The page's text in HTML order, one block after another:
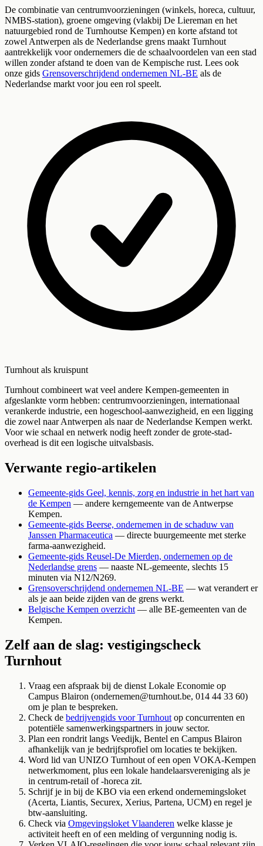
De combinatie van centrumvoorzieningen (winkels, horeca, cultuur,
NMBS-station), groene omgeving (vlakbij De Liereman en het
natuurgebied rond de Turnhoutse Kempen) en korte afstand tot
zowel Antwerpen als de Nederlandse grens maakt Turnhout
aantrekkelijk voor ondernemers die de schaalvoordelen van een stad
willen zonder afstand te doen van de Kempische rust. Lees ook
onze gids Grensoverschrijdend ondernemen NL-BE als de
Nederlandse markt voor jou een rol speelt.
Turnhout als kruispunt
Turnhout combineert wat veel andere Kempen-gemeenten in
afgeslankte vorm hebben: centrumvoorzieningen, internationaal
verankerde industrie, een hogeschool-aanwezigheid, en een ligging
die zowel naar Antwerpen als naar de Nederlandse Kempen werkt.
Voor wie schaal en netwerk nodig heeft zonder de grote-stad-
overhead is dit een logische uitvalsbasis.
Verwante regio-artikelen
Gemeente-gids Geel, kennis, zorg en industrie in het hart van
de Kempen — andere kerngemeente van de Antwerpse
Kempen.
Gemeente-gids Beerse, ondernemen in de schaduw van
Janssen Pharmaceutica — directe buurgemeente met sterke
farma-aanwezigheid.
Gemeente-gids Reusel-De Mierden, ondernemen op de
Nederlandse grens — naaste NL-gemeente, slechts 15
minuten via N12/N269.
Grensoverschrijdend ondernemen NL-BE — wat verandert er
als je aan beide zijden van de grens werkt.
Belgische Kempen overzicht — alle BE-gemeenten van de
Kempen.
Zelf aan de slag: vestigingscheck
Turnhout
Vraag een afspraak bij de dienst Lokale Economie op
Campus Blairon (ondernemen@turnhout.be, 014 44 33 60)
om je plan te bespreken.
Check de bedrijvengids voor Turnhout op concurrenten en
potentiële samenwerkingspartners in jouw sector.
Plan een rondrit langs Veedijk, Bentel en Campus Blairon
afhankelijk van je bedrijfsprofiel om locaties te bekijken.
Word lid van UNIZO Turnhout of een open VOKA-Kempen
netwerkmoment, plus een lokale handelaarsvereniging als je
in centrum-retail of -horeca zit.
Schrijf je in bij de KBO via een erkend ondernemingsloket
(Acerta, Liantis, Securex, Xerius, Partena, UCM) en regel je
btw-aansluiting.
Check via Omgevingsloket Vlaanderen welke klasse je
activiteit heeft en of een melding of vergunning nodig is.